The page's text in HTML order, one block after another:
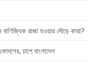
রাজা হওয়ার দৌড়ে কারা?
চাপে বাংলাদেশ